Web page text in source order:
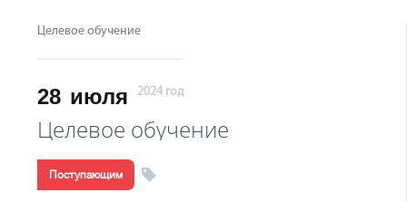
Целевое обучение
28 июля 2024 год
Целевое обучение
Поступающим